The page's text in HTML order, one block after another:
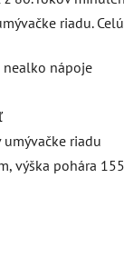
riadu.
nealko nápoje
riadu
výška pohára